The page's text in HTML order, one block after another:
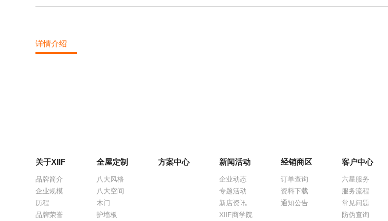
详情介绍
关于XIIF
品牌简介
企业规模
历程
品牌荣誉
全屋定制
八大风格
八大空间
木门
护墙板
方案中心 新闻活动
企业动态
专题活动
新店资讯
XIIF商学院
经销商区
订单查询
资料下载
通知公告
客户中心
六星服务
服务流程
常见问题
防伪查询